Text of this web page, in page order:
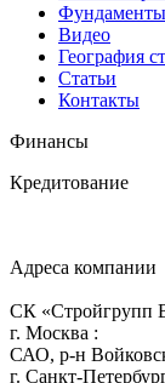
Фундаменты
Видео
География
Статьи
Контакты
Финансы
Кредитование
Адреса компании
СК «Стройгрупп
г. Москва :
САО, р-н
г. Санкт-